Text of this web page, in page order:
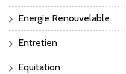
Energie Renouvelable
Entretien
Equitation